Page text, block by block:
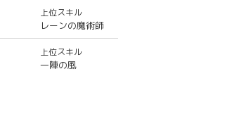
上位スキル
レーンの魔術師
上位スキル
一陣の風